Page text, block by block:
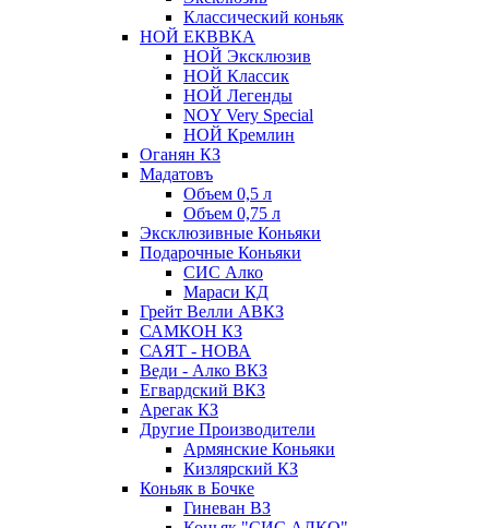
Классический коньяк
НОЙ ЕКВВКА
НОЙ Эксклюзив
НОЙ Классик
НОЙ Легенды
NOY Very Speсial
НОЙ Кремлин
Оганян КЗ
Мадатовъ
Объем 0,5 л
Объем 0,75 л
Эксклюзивные Коньяки
Подарочные Коньяки
СИС Алко
Мараси КД
Грейт Велли АВКЗ
САМКОН КЗ
САЯТ - НОВА
Веди - Алко ВКЗ
Егвардский ВКЗ
Арегак КЗ
Другие Производители
Армянские Коньяки
Кизлярский КЗ
Коньяк в Бочке
Гиневан ВЗ